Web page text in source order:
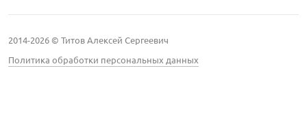
2014-2026 © Титов Алексей Сергеевич
Политика обработки персональных данных